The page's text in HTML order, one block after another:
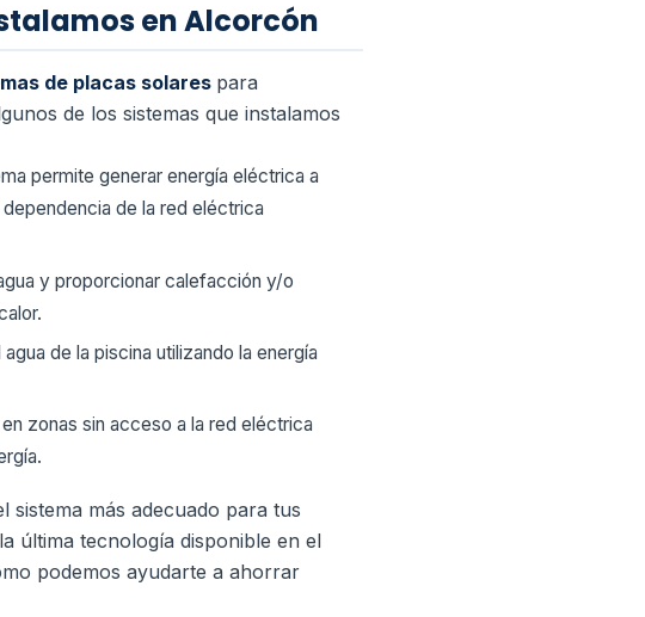
en Alcorcón
de placas solares para
de los sistemas que instalamos
permite generar energía eléctrica a
de la red eléctrica
y proporcionar calefacción y/o
de la piscina utilizando la energía
zonas sin acceso a la red eléctrica
sistema más adecuado para tus
última tecnología disponible en el
podemos ayudarte a ahorrar